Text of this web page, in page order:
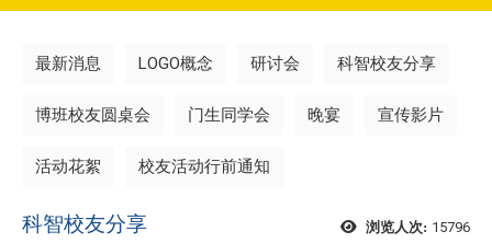
最新消息 LOGO概念 研讨会 科智校友分享
博班校友圆桌会 门生同学会 晚宴 宣传影片
活动花絮 校友活动行前通知
浏览人次: 15796
科智校友分享